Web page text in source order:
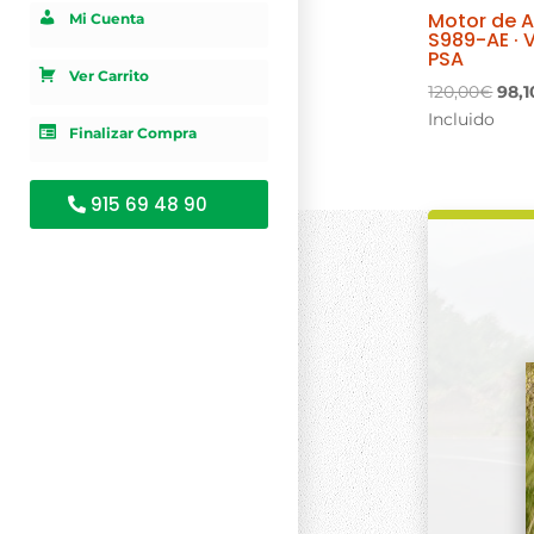
Mi Cuenta
Ver Carrito
Finalizar Compra
915 69 48 90
Motor de
S989-AE ·
PSA
120,00€El
Incluido